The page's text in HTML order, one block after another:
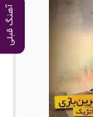
آهنگ قبلی